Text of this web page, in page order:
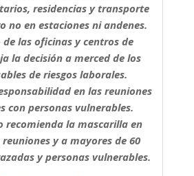
residencias y transporte
no en estaciones ni andenes.
de las oficinas y centros de
la decisión a merced de los
de riesgos laborales.
en las reuniones
con personas vulnerables.
recomienda la mascarilla en
y a mayores de 60
y personas vulnerables.